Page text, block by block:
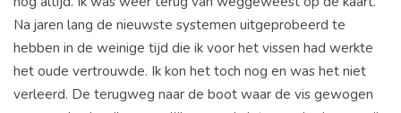
Na jaren lang de nieuwste systemen uitgeprobeerd te
hebben in de weinige tijd die ik voor het vissen had werkte
het oude vertrouwde. Ik kon het toch nog en was het niet
verleerd. De terugweg naar de boot waar de vis gewogen